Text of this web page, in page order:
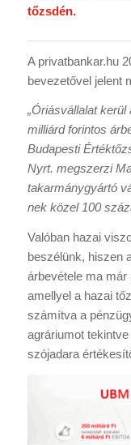
tőzsdén.
A privatbankar.hu
bevezetővel jelent
„Óriásvállalat
milliárd forintos
Budapesti
Nyrt. megszerzi
takarmánygyártó
nek közel 100
Valóban hazai
beszélünk, hiszen
árbevétele ma már
amellyel a hazai
számítva a
agráriumot
szójadara